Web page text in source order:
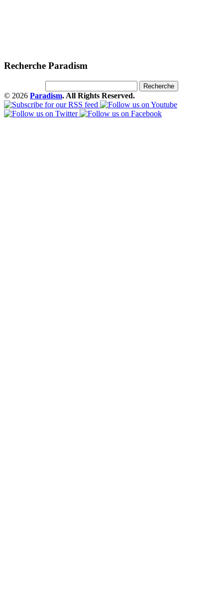
Recherche Paradism
© 2026 Paradism. All Rights Reserved.